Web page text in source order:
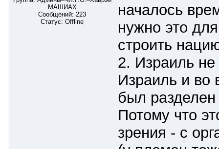
МАШИАХ
Сообщений: 223
Статус: Offline
началось
нужно это
строить
2. Израиль
Израиль и во
был
Потому что
зрения - с